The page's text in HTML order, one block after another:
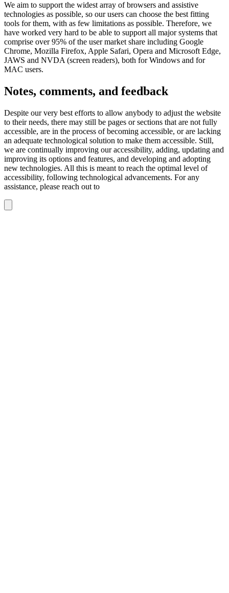
We aim to support the widest array of browsers and assistive
technologies as possible, so our users can choose the best fitting
tools for them, with as few limitations as possible. Therefore, we
have worked very hard to be able to support all major systems that
comprise over 95% of the user market share including Google
Chrome, Mozilla Firefox, Apple Safari, Opera and Microsoft Edge,
JAWS and NVDA (screen readers), both for Windows and for
MAC users.
Notes, comments, and feedback
Despite our very best efforts to allow anybody to adjust the website
to their needs, there may still be pages or sections that are not fully
accessible, are in the process of becoming accessible, or are lacking
an adequate technological solution to make them accessible. Still,
we are continually improving our accessibility, adding, updating and
improving its options and features, and developing and adopting
new technologies. All this is meant to reach the optimal level of
accessibility, following technological advancements. For any
assistance, please reach out to